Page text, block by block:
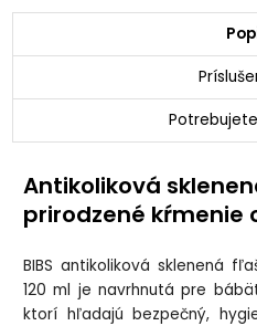
Antikoliková
prirodzené kŕmenie
BIBS antikoliková sklenená
120 ml je navrhnutá pre
ktorí hľadajú bezpečný,